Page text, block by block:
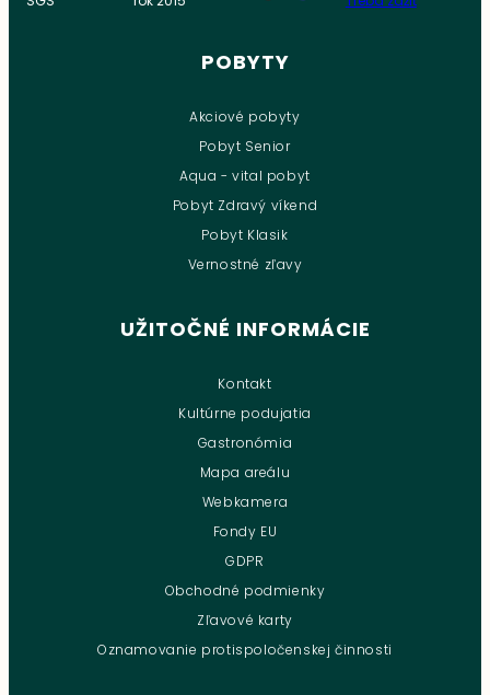
POBYTY
Akciové pobyty
Pobyt Senior
Aqua - vital pobyt
Pobyt Zdravý víkend
Pobyt Klasik
Vernostné zľavy
UŽITOČNÉ INFORMÁCIE
Kontakt
Kultúrne podujatia
Gastronómia
Mapa areálu
Webkamera
Fondy EU
GDPR
Obchodné podmienky
Zľavové karty
Oznamovanie protispoločenskej činnosti